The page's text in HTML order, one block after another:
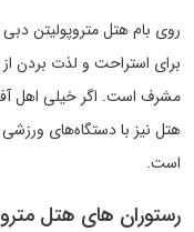
روی بام هتل متروپولیتن
برای استراحت و لذت بردن
مشرف است. اگر خیلی اهل
هتل نیز با دستگاه‌های
است.
رستوران های هتل